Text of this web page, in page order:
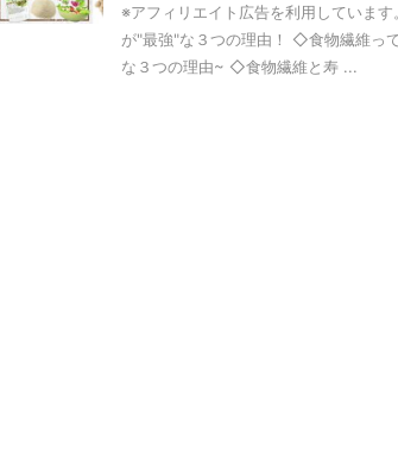
※アフィリエイト広告を利用していま
が"最強"な３つの理由！ ◇食物繊維っ
な３つの理由~ ◇食物繊維と寿 ...